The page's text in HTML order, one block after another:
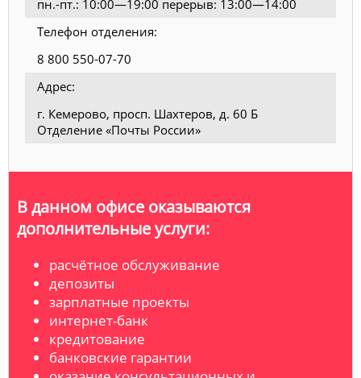
пн.-пт.: 10:00—19:00 перерыв: 13:00—14:00
Телефон отделения:
8 800 550-07-70
Адрес:
г. Кемерово, просп. Шахтеров, д. 60 Б
Отделение «Почты России»
В данном офисе оказываются
дополнительные услуги:
расчётное обслуживание
депозиты
зарплатные проекты
интернет-банк
кредитование
банковские гарантии